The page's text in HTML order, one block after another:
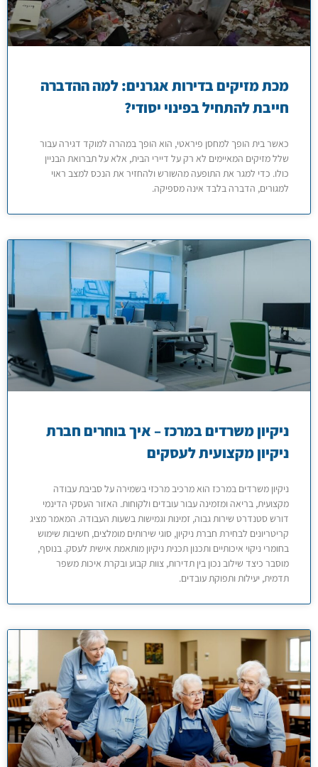
מכת מזיקים בדירות אגרנים: למה ההדברה
חייבת להתחיל בפינוי יסודי?
כאשר בית הופך למחסן פיראטי, הוא הופך במהרה למוקד דגירה עבור
שלל מזיקים המאיימים לא רק על דיירי הבית, אלא על תברואת הבניין
כולו. כדי למגר את התופעה מהשורש ולהחזיר את הנכס למצב ראוי
למגורים, הדברה בלבד אינה מספיקה.
ניקיון משרדים במרכז – איך בוחרים חברת
ניקיון מקצועית לעסקים
ניקיון משרדים במרכז הוא מרכיב מרכזי בשמירה על סביבת עבודה
מקצועית, בריאה ומזמינה עבור עובדים ולקוחות. האזור העסקי הדינמי
דורש סטנדרט שירות גבוה, זמינות וגמישות בשעות העבודה. המאמר מציג
קריטריונים לבחירת חברת ניקיון, סוגי שירותים מומלצים, חשיבות שימוש
בחומרי ניקוי איכותיים ותכנון תכנית ניקיון מותאמת אישית לעסק. בנוסף,
מוסבר כיצד שילוב נכון בין תדירות, צוות קבוע ובקרת איכות משפר
תדמית, יעילות ותפוקת עובדים.